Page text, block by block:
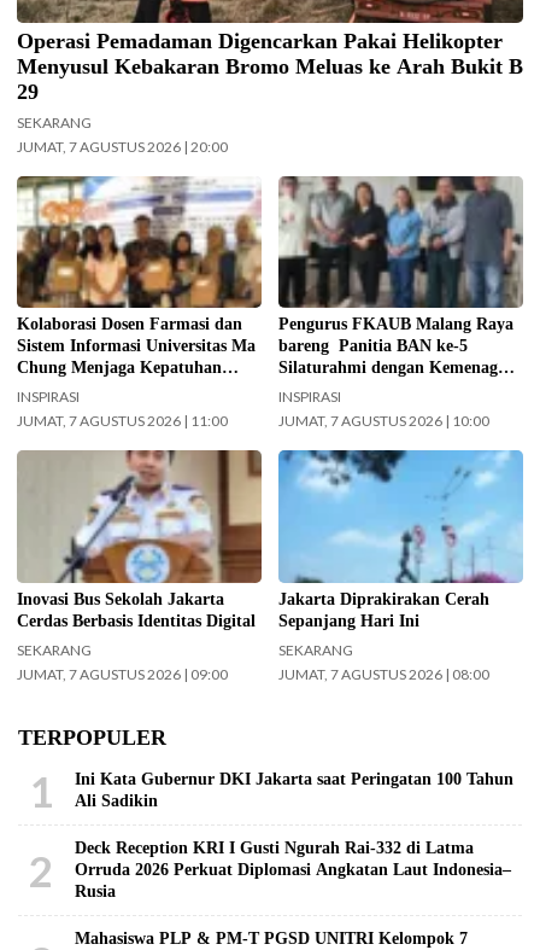
Operasi Pemadaman Digencarkan Pakai Helikopter
Menyusul Kebakaran Bromo Meluas ke Arah Bukit B
29
SEKARANG
JUMAT, 7 AGUSTUS 2026 | 20:00
Kolaborasi Dosen Farmasi dan
Sistem Informasi Universitas Ma
Chung dalam menjaga kepatuhan
pasien diabetes melalui kegiatan
Pengabdian Masyarakat Dosen.
(Foto: ist)
Kolaborasi Dosen Farmasi dan
Sistem Informasi Universitas Ma
Chung Menjaga Kepatuhan
Pasien Diabetes
INSPIRASI
JUMAT, 7 AGUSTUS 2026 | 11:00
Jajaran Pengurus FKAUB Malang
beserta perwakilan panitia
pelaksana Barikan Anak Nusantara
(BAN) Ke – 5 silaturahmi dengan
Yayasan Masjid Agung Jami Kota
Malang. Selain itu juga silaturahmi
dengan jajaran Kantor
Kementerian Agama (Kemenag)
Kabupaten Malang. (Foto: ist)
Pengurus FKAUB Malang Raya
bareng Panitia BAN ke-5
Silaturahmi dengan Kemenag
Kabupaten Malang dan Yayasan
Masjid Agung Jami Malang
INSPIRASI
JUMAT, 7 AGUSTUS 2026 | 10:00
Kepala UPAS Dishub DKI Jakarta,
Koharudin. (Foto: Nugroho Sejati-
beritajakarta.id)
Inovasi Bus Sekolah Jakarta
Cerdas Berbasis Identitas Digital
SEKARANG
JUMAT, 7 AGUSTUS 2026 | 09:00
Ilustrasi langit cerah naungi
Jakarta hari ini. (Foto: Doc-
Jakarta Diprakirakan Cerah
Sepanjang Hari Ini
SEKARANG
JUMAT, 7 AGUSTUS 2026 | 08:00
TERPOPULER
1
Ini Kata Gubernur DKI Jakarta saat Peringatan 100 Tahun
Ali Sadikin
2
Deck Reception KRI I Gusti Ngurah Rai-332 di Latma
Orruda 2026 Perkuat Diplomasi Angkatan Laut Indonesia–
Rusia
Mahasiswa PLP & PM-T PGSD UNITRI Kelompok 7